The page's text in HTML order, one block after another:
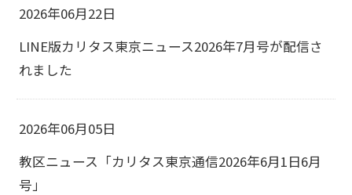
2026年06月22日
LINE版カリタス東京ニュース2026年7月号が配信さ
れました
2026年06月05日
教区ニュース「カリタス東京通信2026年6月1日6月
号」